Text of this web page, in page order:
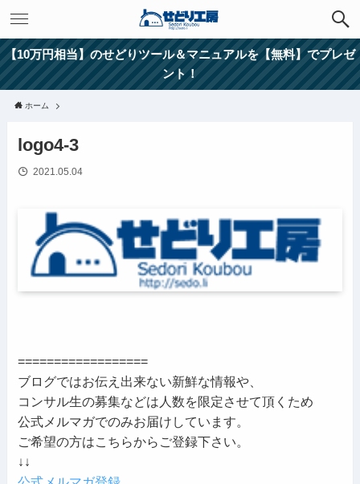
【10万円相当】のせどりツール＆マニュアルを【無料】でプレゼ
ント！
ホーム
logo4-3
2021.05.04
==================
ブログではお伝え出来ない新鮮な情報や、
コンサル生の募集などは人数を限定させて頂くため
公式メルマガでのみお届けしています。
ご希望の方はこちらからご登録下さい。
↓↓